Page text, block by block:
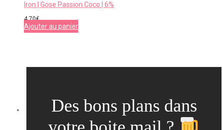
Iron | Gose Passion Coco | 6%
4,70€
Ajouter au panier
Des bons plans dans